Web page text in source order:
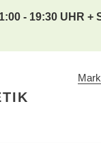
- 19:30 UHR